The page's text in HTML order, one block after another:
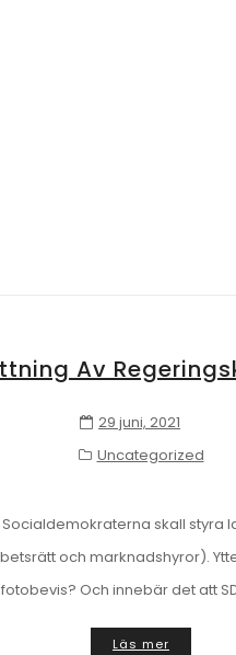
Av
29 juni, 2021
Uncategorized
skall
och marknadshyror).
Och innebär det att
Läs mer